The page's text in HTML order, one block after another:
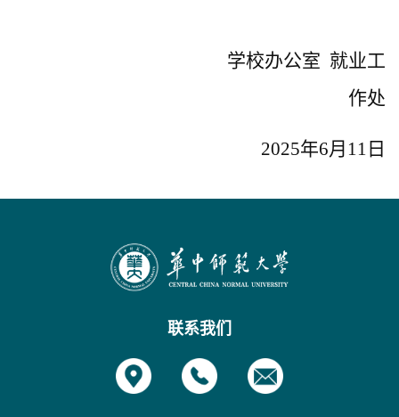
学校办公室 就业工
作处
2025年6月11日
联系我们